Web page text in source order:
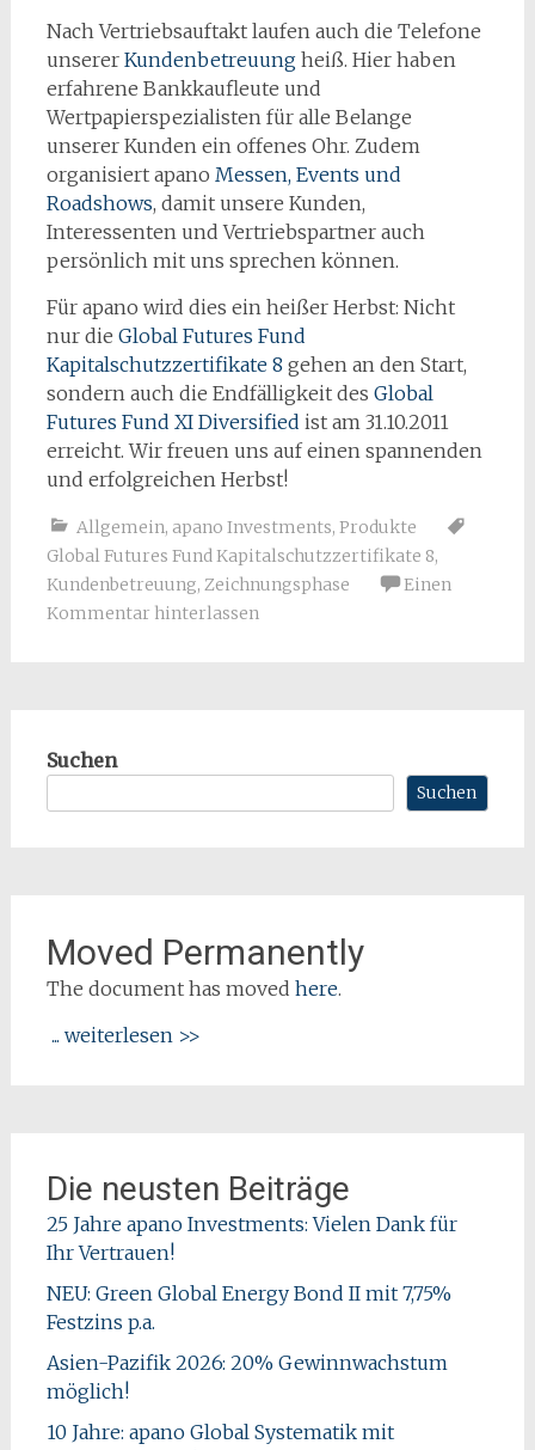
Nach Vertriebsauftakt laufen auch die Telefone
unserer Kundenbetreuungheiß. Hier haben
erfahrene Bankkaufleute und
Wertpapierspezialisten für alle Belange
unserer Kunden ein offenes Ohr. Zudem
organisiert apano Messen, Events und
Roadshows, damit unsere Kunden,
Interessenten und Vertriebspartner auch
persönlich mit uns sprechen können.
Für apano wird dies ein heißer Herbst: Nicht
nur die Global Futures Fund
Kapitalschutzzertifikate 8 gehen an den Start,
sondern auch die Endfälligkeit des Global
Futures Fund XI Diversified ist am 31.10.2011
erreicht. Wir freuen uns auf einen spannenden
und erfolgreichen Herbst!
Allgemein, apano Investments, Produkte
Global Futures Fund Kapitalschutzzertifikate 8,
Kundenbetreuung, Zeichnungsphase
Einen
Kommentar hinterlassen
Suchen
Suchen
Moved Permanently
The document has moved here.
... weiterlesen >>
Die neusten Beiträge
25 Jahre apano Investments: Vielen Dank für
Ihr Vertrauen!
NEU: Green Global Energy Bond II mit 7,75%
Festzins p.a.
Asien-Pazifik 2026: 20% Gewinnwachstum
möglich!
10 Jahre: apano Global Systematik mit